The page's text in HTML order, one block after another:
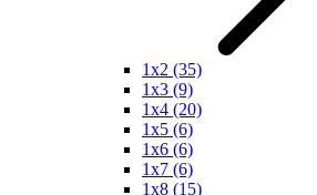
1x2 (35)
1x3 (9)
1x4 (20)
1x5 (6)
1x6 (6)
1x7 (6)
1x8 (15)